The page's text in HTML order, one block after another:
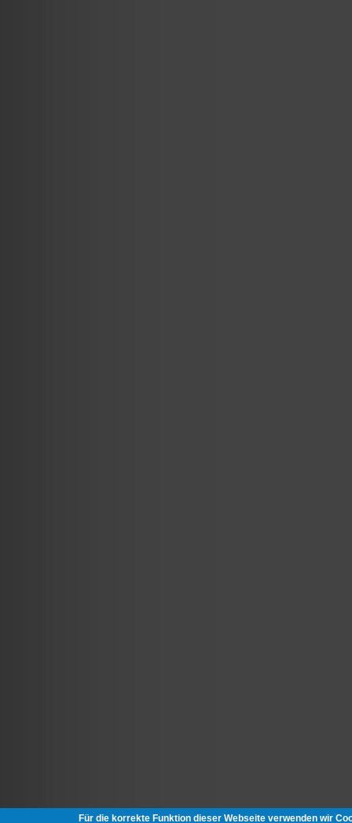
Für die korrekte Funktion dieser Webseite verwenden wir